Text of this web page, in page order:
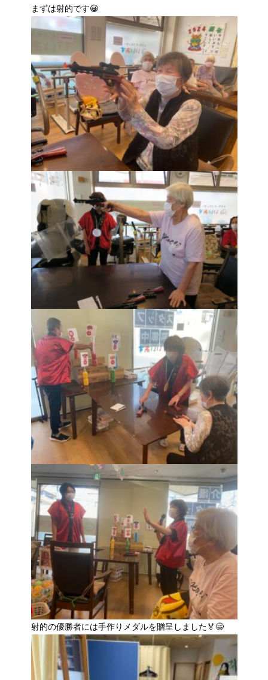
まずは射的です😀
射的の優勝者には手作りメダルを贈呈しました🏅😄